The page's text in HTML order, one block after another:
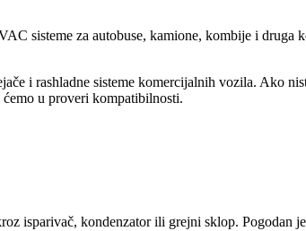
sisteme za autobuse, kamione, kombije i druga
i rashladne sisteme komercijalnih vozila. Ako
u proveri kompatibilnosti.
isparivač, kondenzator ili grejni sklop. Pogodan